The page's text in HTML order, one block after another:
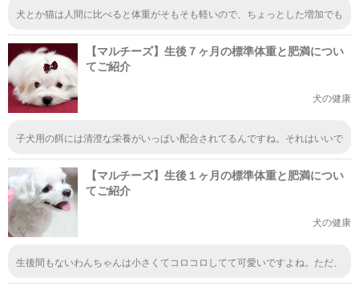
犬とか猫は人間に比べると体重がそもそも軽いので、ちょっとした増加でも
ゃなく健康には必要なことだから注意しないとね
【マルチーズ】生後７ヶ月の標準体重と肥満につい
てご紹介
犬の健康
子犬用の餌には清澄な栄養がいっぱい配合されてるんですね。それはいいで
持するのも大事。なので、餌には気を使うよう、より心がけます。
【マルチーズ】生後１ヶ月の標準体重と肥満につい
てご紹介
犬の健康
生後間もないわんちゃんは小さくてコロコロしてて可愛いですよね。ただ、